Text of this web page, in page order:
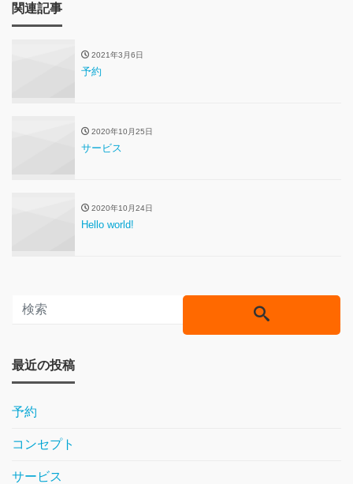
関連記事
2021年3月6日
予約
2020年10月25日
サービス
2020年10月24日
Hello world!
最近の投稿
予約
コンセプト
サービス